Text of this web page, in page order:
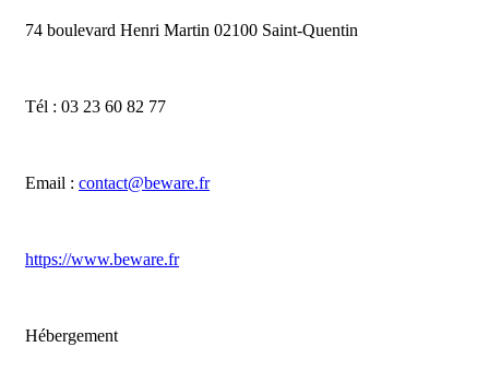
74 boulevard Henri Martin 02100 Saint-Quentin
Tél : 03 23 60 82 77
Email : contact@beware.fr
https://www.beware.fr
Hébergement